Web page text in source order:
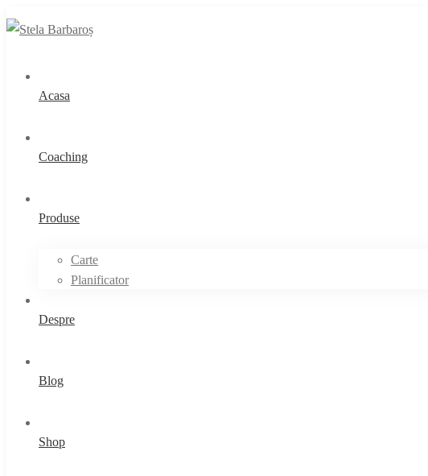
Acasa
Coaching
Produse
Carte
Planificator
Despre
Blog
Shop